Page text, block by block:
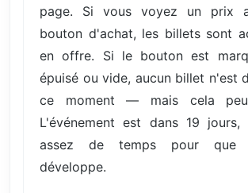
page. Si vous voyez un prix
bouton d'achat, les billets sont
en offre. Si le bouton est
épuisé ou vide, aucun billet n'est
ce moment — mais cela
L'événement est dans 19
assez de temps pour que
développe.